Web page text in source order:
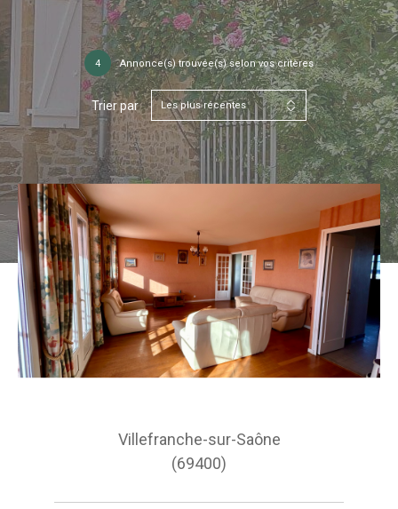
4 Annonce(s) trouvée(s) selon vos critères
Trier par Les plus récentes
Villefranche-sur-Saône
(69400)